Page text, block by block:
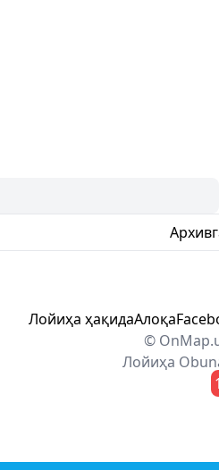
Лойиҳа ҳақидаАлоқа
©
Лойиҳа